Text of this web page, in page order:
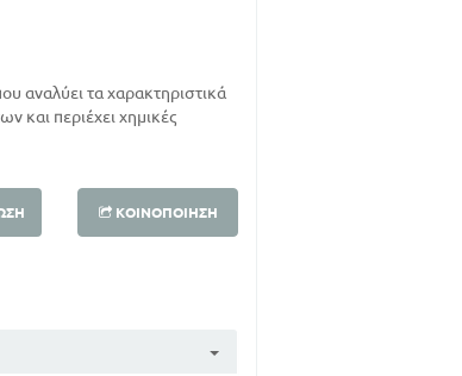
αναλύει τα χαρακτηριστικά
και περιέχει χημικές
ΚΟΙΝΟΠΟΊΗΣΗ